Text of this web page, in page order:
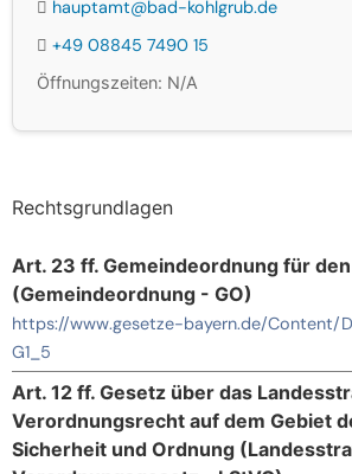
hauptamt@bad-kohlgrub.de
+49 08845 7490 15
Öffnungszeiten: N/A
Rechtsgrundlagen
Art. 23 ff. Gemeindeordnung für
(Gemeindeordnung - GO)
https://www.gesetze-bayern.de/Content/
G1_5
Art. 12 ff. Gesetz über das
Verordnungsrecht auf dem Gebiet
Sicherheit und Ordnung